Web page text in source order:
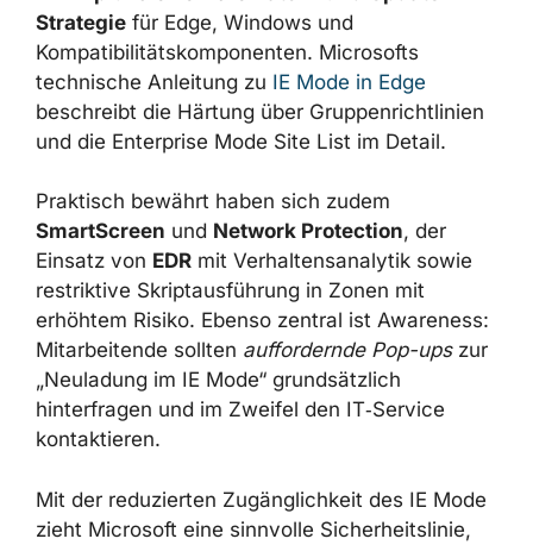
Strategie für Edge, Windows und
Kompatibilitätskomponenten. Microsofts
technische Anleitung zu IE Mode in Edge
beschreibt die Härtung über Gruppenrichtlinien
und die Enterprise Mode Site List im Detail.
Praktisch bewährt haben sich zudem
SmartScreen und Network Protection, der
Einsatz von EDR mit Verhaltensanalytik sowie
restriktive Skriptausführung in Zonen mit
erhöhtem Risiko. Ebenso zentral ist Awareness:
Mitarbeitende sollten auffordernde Pop-upszur
„Neuladung im IE Mode“ grundsätzlich
hinterfragen und im Zweifel den IT‑Service
kontaktieren.
Mit der reduzierten Zugänglichkeit des IE Mode
zieht Microsoft eine sinnvolle Sicherheitslinie,